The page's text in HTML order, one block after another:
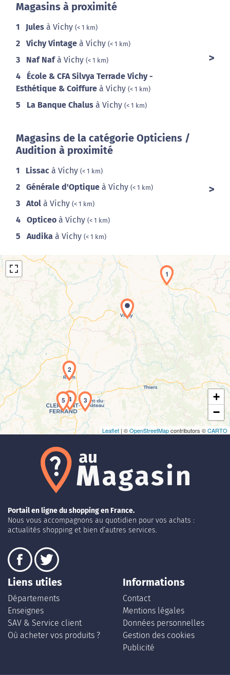
Magasins à proximité
1 Jules à Vichy (< 1 km)
2 Vichy Vintage à Vichy (< 1 km)
3 Naf Nafà Vichy (< 1 km)
4
École & CFA Silvya Terrade Vichy -
Esthétique & Coiffure à Vichy (< 1 km)
5 La Banque Chalus à Vichy (< 1 km)
Magasins de la catégorie Opticiens /
Audition à proximité
1 Lissac à Vichy (< 1 km)
2 Générale d'Optique à Vichy (< 1 km)
3 Atol à Vichy (< 1 km)
4 Opticeo à Vichy (< 1 km)
5 Audika à Vichy (< 1 km)
Chargement de la carte en cours...
1
2
3
4
5
+
−
Leaflet | ©OpenStreetMapcontributors ©CARTO
Portail en ligne du shopping en France.
Nous vous accompagnons au quotidien pour vos achats :
actualités shopping et bien d’autres services.
Liens utiles
Départements
Enseignes
SAV & Service client
Où acheter vos produits ?
Informations
Contact
Mentions légales
Données personnelles
Gestion des cookies
Publicité